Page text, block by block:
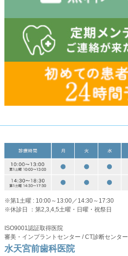
※第1土曜 : 10:00～13:00／14:30～17:30
※休診日 ：第2,3,4,5土曜・日曜・祝祭日
ISO9001認証取得医院
審美・インプラントセンター / CT診断センター
水天宮前歯科医院